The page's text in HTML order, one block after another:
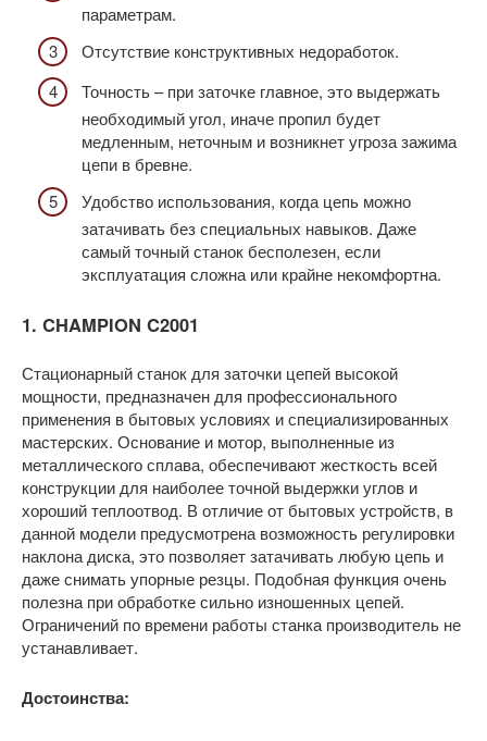
параметрам.
Отсутствие конструктивных недоработок.
Точность – при заточке главное, это выдержать
необходимый угол, иначе пропил будет
медленным, неточным и возникнет угроза зажима
цепи в бревне.
Удобство использования, когда цепь можно
затачивать без специальных навыков. Даже
самый точный станок бесполезен, если
эксплуатация сложна или крайне некомфортна.
1. CHAMPION C2001
Стационарный станок для заточки цепей высокой
мощности, предназначен для профессионального
применения в бытовых условиях и специализированных
мастерских. Основание и мотор, выполненные из
металлического сплава, обеспечивают жесткость всей
конструкции для наиболее точной выдержки углов и
хороший теплоотвод. В отличие от бытовых устройств, в
данной модели предусмотрена возможность регулировки
наклона диска, это позволяет затачивать любую цепь и
даже снимать упорные резцы. Подобная функция очень
полезна при обработке сильно изношенных цепей.
Ограничений по времени работы станка производитель не
устанавливает.
Достоинства: